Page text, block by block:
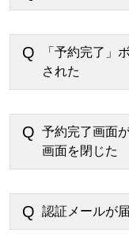
「予約完了」
された
予約完了画面
画面を閉じた
認証メールが